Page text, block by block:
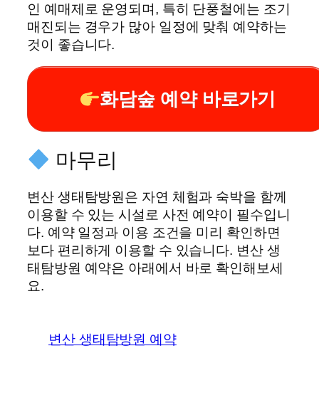
인 예매제로 운영되며, 특히 단풍철에는 조기
매진되는 경우가 많아 일정에 맞춰 예약하는
것이 좋습니다.
화담숲 예약 바로가기
마무리
변산 생태탐방원은 자연 체험과 숙박을 함께
이용할 수 있는 시설로 사전 예약이 필수입니
다. 예약 일정과 이용 조건을 미리 확인하면
보다 편리하게 이용할 수 있습니다. 변산 생
태탐방원 예약은 아래에서 바로 확인해보세
요.
변산 생태탐방원 예약